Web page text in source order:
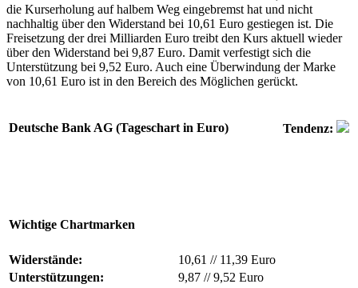
die Kurserholung auf halbem Weg eingebremst hat und nicht
nachhaltig über den Widerstand bei 10,61 Euro gestiegen ist. Die
Freisetzung der drei Milliarden Euro treibt den Kurs aktuell wieder
über den Widerstand bei 9,87 Euro. Damit verfestigt sich die
Unterstützung bei 9,52 Euro. Auch eine Überwindung der Marke
von 10,61 Euro ist in den Bereich des Möglichen gerückt.
Deutsche Bank AG (Tageschart in Euro) Tendenz:
Wichtige Chartmarken
Widerstände: 10,61 //11,39 Euro
Unterstützungen:
9,87 //9,52 Euro